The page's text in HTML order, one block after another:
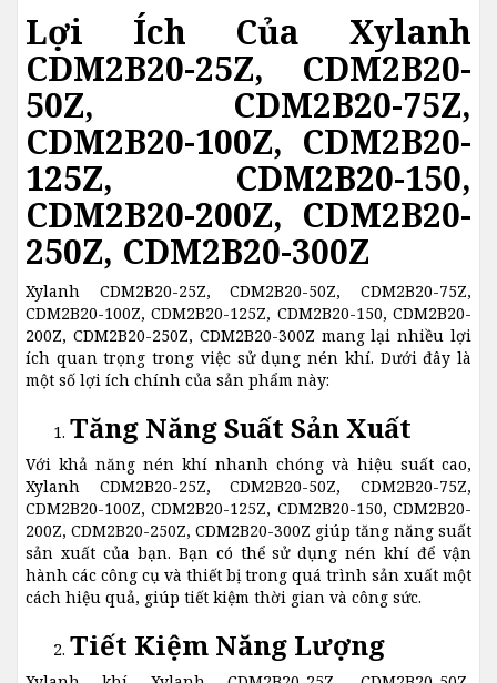
Lợi Ích Của Xylanh
CDM2B20-25Z, CDM2B20-
50Z, CDM2B20-75Z,
CDM2B20-100Z, CDM2B20-
125Z, CDM2B20-150,
CDM2B20-200Z, CDM2B20-
250Z, CDM2B20-300Z
Xylanh CDM2B20-25Z, CDM2B20-50Z, CDM2B20-75Z,
CDM2B20-100Z, CDM2B20-125Z, CDM2B20-150, CDM2B20-
200Z, CDM2B20-250Z, CDM2B20-300Z mang lại nhiều lợi
ích quan trọng trong việc sử dụng nén khí. Dưới đây là
một số lợi ích chính của sản phẩm này:
Tăng Năng Suất Sản Xuất
Với khả năng nén khí nhanh chóng và hiệu suất cao,
Xylanh CDM2B20-25Z, CDM2B20-50Z, CDM2B20-75Z,
CDM2B20-100Z, CDM2B20-125Z, CDM2B20-150, CDM2B20-
200Z, CDM2B20-250Z, CDM2B20-300Z giúp tăng năng suất
sản xuất của bạn. Bạn có thể sử dụng nén khí để vận
hành các công cụ và thiết bị trong quá trình sản xuất một
cách hiệu quả, giúp tiết kiệm thời gian và công sức.
Tiết Kiệm Năng Lượng